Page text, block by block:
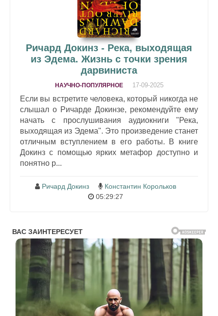
Ричард Докинз - Река, выходящая
из Эдема. Жизнь с точки зрения
дарвиниста
НАУЧНО-ПОПУЛЯРНОЕ 17-09-2025
Если вы встретите человека, который никогда не
слышал о Ричарде Докинзе, рекомендуйте ему
начать с прослушивания аудиокниги "Река,
выходящая из Эдема". Это произведение станет
отличным вступлением в его работы. В книге
Докинз с помощью ярких метафор доступно и
понятно р...
Ричард Докинз
Константин Корольков
05:29:27